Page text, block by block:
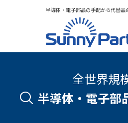
半導体・電子部品の手配から代替品
全世界規
半導体・電子部